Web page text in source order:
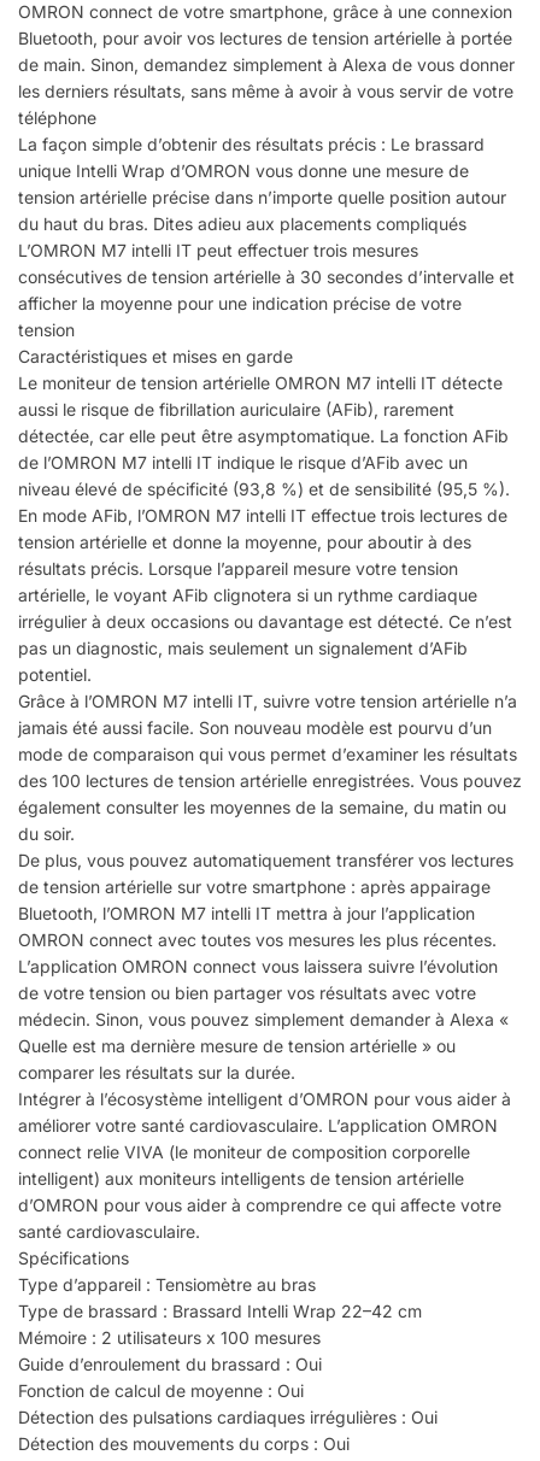
OMRON connect de votre smartphone, grâce à une connexion
Bluetooth, pour avoir vos lectures de tension artérielle à portée
de main. Sinon, demandez simplement à Alexa de vous donner
les derniers résultats, sans même à avoir à vous servir de votre
téléphone
La façon simple d’obtenir des résultats précis : Le brassard
unique Intelli Wrap d’OMRON vous donne une mesure de
tension artérielle précise dans n’importe quelle position autour
du haut du bras. Dites adieu aux placements compliqués
L’OMRON M7 intelli IT peut effectuer trois mesures
consécutives de tension artérielle à 30 secondes d’intervalle et
afficher la moyenne pour une indication précise de votre
tension
Caractéristiques et mises en garde
Le moniteur de tension artérielle OMRON M7 intelli IT détecte
aussi le risque de fibrillation auriculaire (AFib), rarement
détectée, car elle peut être asymptomatique. La fonction AFib
de l’OMRON M7 intelli IT indique le risque d’AFib avec un
niveau élevé de spécificité (93,8 %) et de sensibilité (95,5 %).
En mode AFib, l’OMRON M7 intelli IT effectue trois lectures de
tension artérielle et donne la moyenne, pour aboutir à des
résultats précis. Lorsque l’appareil mesure votre tension
artérielle, le voyant AFib clignotera si un rythme cardiaque
irrégulier à deux occasions ou davantage est détecté. Ce n’est
pas un diagnostic, mais seulement un signalement d’AFib
potentiel.
Grâce à l’OMRON M7 intelli IT, suivre votre tension artérielle n’a
jamais été aussi facile. Son nouveau modèle est pourvu d’un
mode de comparaison qui vous permet d’examiner les résultats
des 100 lectures de tension artérielle enregistrées. Vous pouvez
également consulter les moyennes de la semaine, du matin ou
du soir.
De plus, vous pouvez automatiquement transférer vos lectures
de tension artérielle sur votre smartphone : après appairage
Bluetooth, l’OMRON M7 intelli IT mettra à jour l’application
OMRON connect avec toutes vos mesures les plus récentes.
L’application OMRON connect vous laissera suivre l’évolution
de votre tension ou bien partager vos résultats avec votre
médecin. Sinon, vous pouvez simplement demander à Alexa «
Quelle est ma dernière mesure de tension artérielle » ou
comparer les résultats sur la durée.
Intégrer à l’écosystème intelligent d’OMRON pour vous aider à
améliorer votre santé cardiovasculaire. L’application OMRON
connect relie VIVA (le moniteur de composition corporelle
intelligent) aux moniteurs intelligents de tension artérielle
d’OMRON pour vous aider à comprendre ce qui affecte votre
santé cardiovasculaire.
Spécifications
Type d’appareil : Tensiomètre au bras
Type de brassard : Brassard Intelli Wrap 22–42 cm
Mémoire : 2 utilisateurs x 100 mesures
Guide d’enroulement du brassard : Oui
Fonction de calcul de moyenne : Oui
Détection des pulsations cardiaques irrégulières : Oui
Détection des mouvements du corps : Oui